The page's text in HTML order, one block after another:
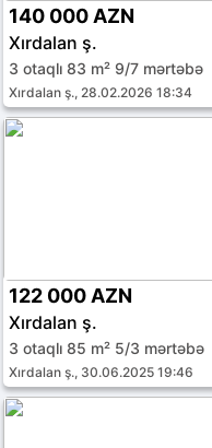
140 000 AZN
Xırdalan ş.
3 otaqlı 83 m² 9/7 mərtəbə
Xırdalan ş., 28.02.2026 18:34
122 000 AZN
Xırdalan ş.
3 otaqlı 85 m² 5/3 mərtəbə
Xırdalan ş., 30.06.2025 19:46